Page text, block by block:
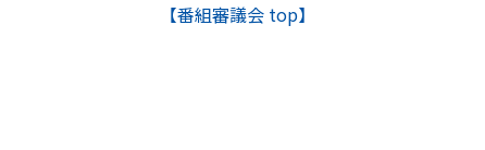
【番組審議会 top】